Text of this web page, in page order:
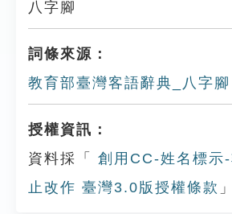
八字腳
詞條來源：
教育部臺灣客語辭典_八字腳
授權資訊：
資料採「
創用CC-姓名標示
止改作 臺灣3.0版授權條款